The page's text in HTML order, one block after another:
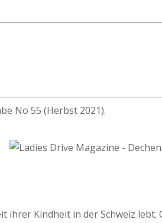
No 55 (Herbst 2021).
Kindheit in der Schweiz